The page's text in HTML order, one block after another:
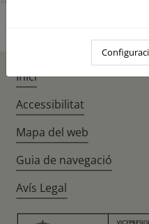
Inici
Accessibilitat
Mapa del web
Guia de navegació
Avís Legal